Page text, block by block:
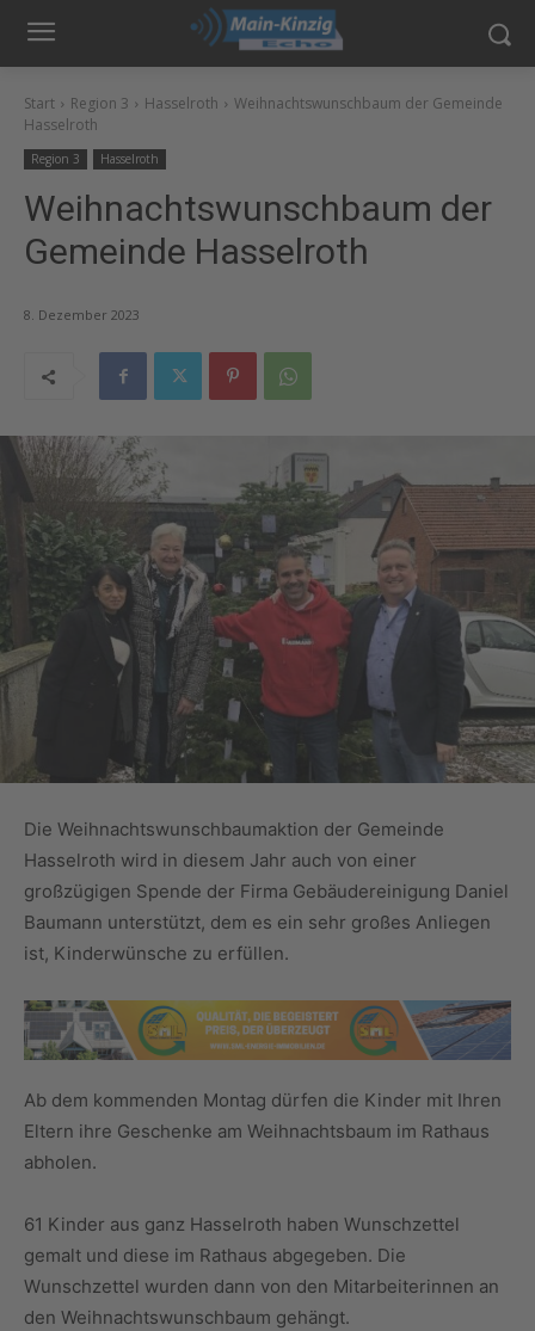
Start Region 3 Hasselroth
Weihnachtswunschbaum der Gemeinde
Hasselroth
Region 3 Hasselroth
Weihnachtswunschbaum der
Gemeinde Hasselroth
8. Dezember 2023
Die Weihnachtswunschbaumaktion der Gemeinde
Hasselroth wird in diesem Jahr auch von einer
großzügigen Spende der Firma Gebäudereinigung Daniel
Baumann unterstützt, dem es ein sehr großes Anliegen
ist, Kinderwünsche zu erfüllen.
Ab dem kommenden Montag dürfen die Kinder mit Ihren
Eltern ihre Geschenke am Weihnachtsbaum im Rathaus
abholen.
61 Kinder aus ganz Hasselroth haben Wunschzettel
gemalt und diese im Rathaus abgegeben. Die
Wunschzettel wurden dann von den Mitarbeiterinnen an
den Weihnachtswunschbaum gehängt.